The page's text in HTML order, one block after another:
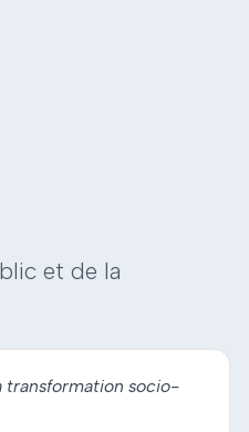
et de la
transformation socio-